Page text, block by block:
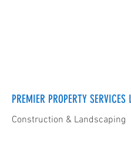
PREMIER PROPERTY SERVICES
Construction & Landscaping